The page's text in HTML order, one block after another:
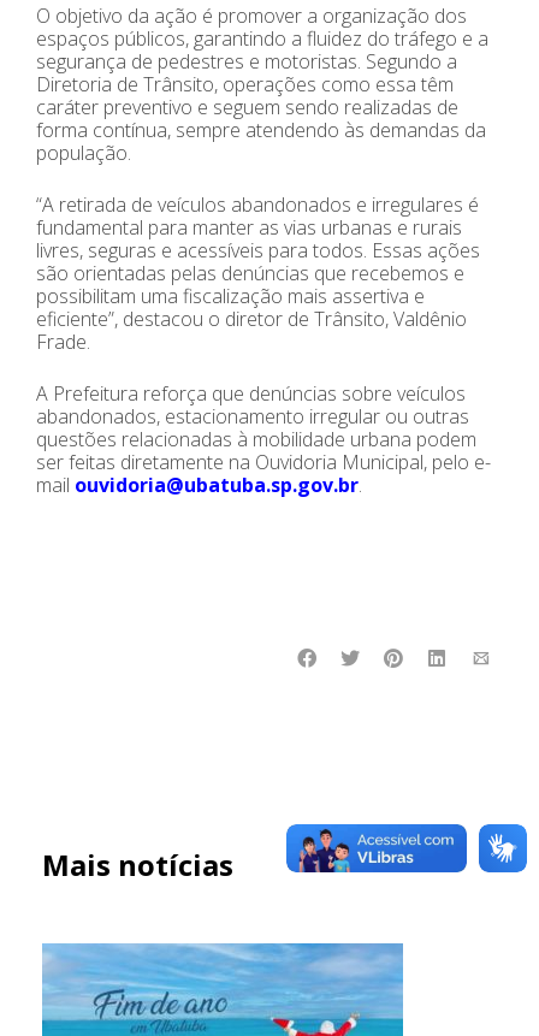
O objetivo da ação é promover a organização dos
espaços públicos, garantindo a fluidez do tráfego e a
segurança de pedestres e motoristas. Segundo a
Diretoria de Trânsito, operações como essa têm
caráter preventivo e seguem sendo realizadas de
forma contínua, sempre atendendo às demandas da
população.
“A retirada de veículos abandonados e irregulares é
fundamental para manter as vias urbanas e rurais
livres, seguras e acessíveis para todos. Essas ações
são orientadas pelas denúncias que recebemos e
possibilitam uma fiscalização mais assertiva e
eficiente”, destacou o diretor de Trânsito, Valdênio
Frade.
A Prefeitura reforça que denúncias sobre veículos
abandonados, estacionamento irregular ou outras
questões relacionadas à mobilidade urbana podem
ser feitas diretamente na Ouvidoria Municipal, pelo e-
mail ouvidoria@ubatuba.sp.gov.br.
Mais notícias